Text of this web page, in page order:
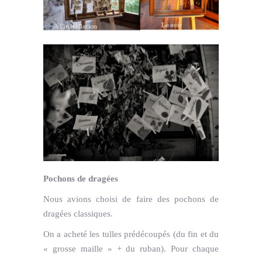
Pochons de dragées
Nous avions choisi de faire des pochons de
dragées classiques.
On a acheté les tulles prédécoupés (du fin et du
« grosse maille » + du ruban). Pour chaque